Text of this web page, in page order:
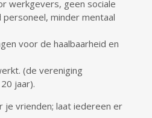
werkgevers, geen sociale
minder mentaal
voor de haalbaarheid en
(de vereniging
jaar).
je vrienden; laat iedereen er